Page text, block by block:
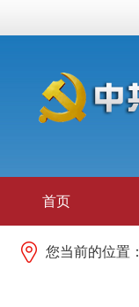
首页
您当前的位置：